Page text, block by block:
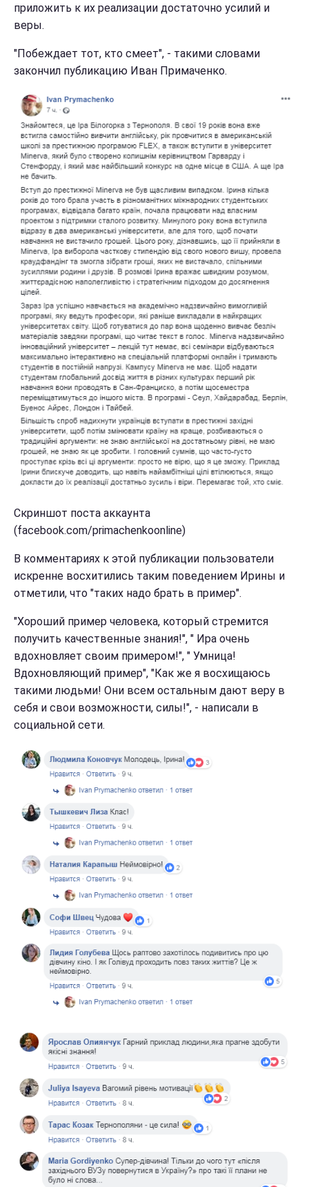
приложить к их реализации достаточно усилий и
веры.
"Побеждает тот, кто смеет", - такими словами
закончил публикацию Иван Примаченко.
Скриншот поста аккаунта
(facebook.com/primachenkoonline)
В комментариях к этой публикации пользователи
искренне восхитились таким поведением Ирины и
отметили, что "таких надо брать в пример".
"Хороший пример человека, который стремится
получить качественные знания!", " Ира очень
вдохновляет своим примером!", " Умница!
Вдохновляющий пример", "Как же я восхищаюсь
такими людьми! Они всем остальным дают веру в
себя и свои возможности, силы!", - написали в
социальной сети.